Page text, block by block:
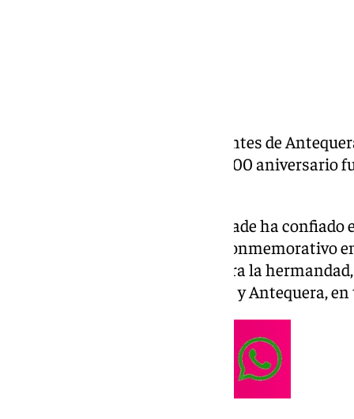
La Archicofradía de los Estudiantes de
programa conmemorativo del 500 aniversario
Para lo cual, la corporación cofrade ha
para el desarrollo del logotipo conmemorativo
Santo Lignum Crucis que atesora la
así como las palabras Vera Cruz y Antequera,